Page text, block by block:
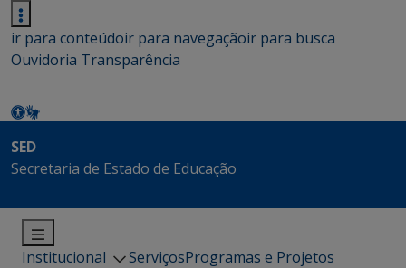
ir para conteúdoir para navegaçãoir para busca
Ouvidoria Transparência
SED
Secretaria de Estado de Educação
Institucional ServiçosProgramas e Projetos